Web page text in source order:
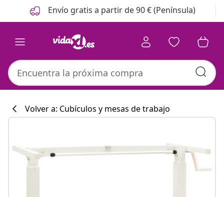
Anterior
Siguiente Envío gratis a partir de 90 € (Península)
Volver a: Cubículos y mesas de trabajo